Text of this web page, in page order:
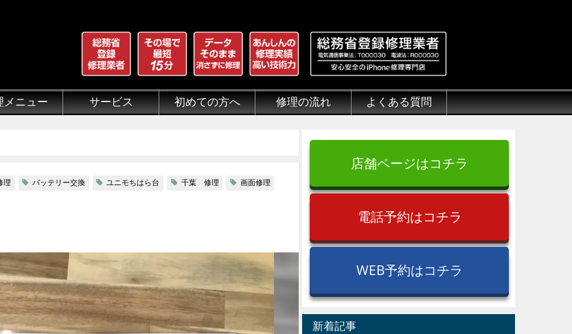
メニュー サービス 初めての方へ 修理の流れ よくある質問
理 バッテリー交換 ユニモちはら台 千葉 修理 画面修理
店舗ページはコチラ
電話予約はコチラ
WEB予約はコチラ
新着記事